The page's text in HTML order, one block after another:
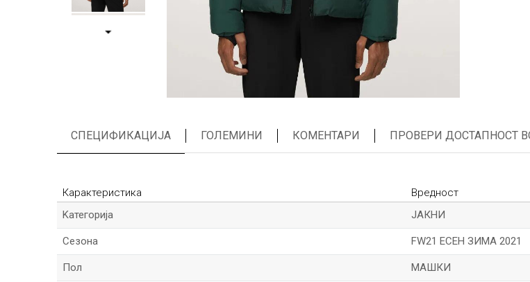
СПЕЦИФИКАЦИЈА ГОЛЕМИНИ КОМЕНТАРИ ПРОВЕРИ ДОСТАПНОСТ
Карактеристика
Вредност
Kатегорија
ЈАКНИ
Сезона FW21 ЕСЕН ЗИМА 2021
Пол МАШКИ